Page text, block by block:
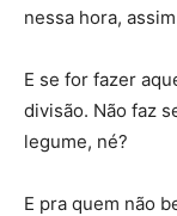
nessa hora,
E se for fazer
divisão. Não faz
legume, né?
E pra quem não